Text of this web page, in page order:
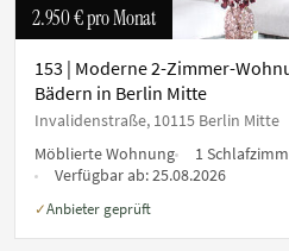
2.950 €pro Monat
153 | Moderne 2-Zimmer-
Bädern in Berlin Mitte
Invalidenstraße, 10115 Berlin Mitte
Möblierte Wohnung
1
Verfügbar ab:25.08.2026
✓Anbieter geprüft